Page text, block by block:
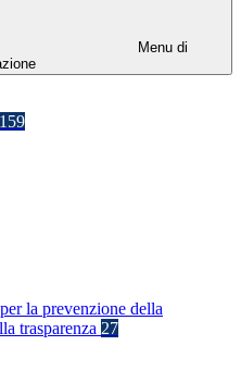
Menu di
159
la prevenzione della
trasparenza 27